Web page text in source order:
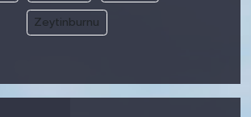
Zeytinburnu